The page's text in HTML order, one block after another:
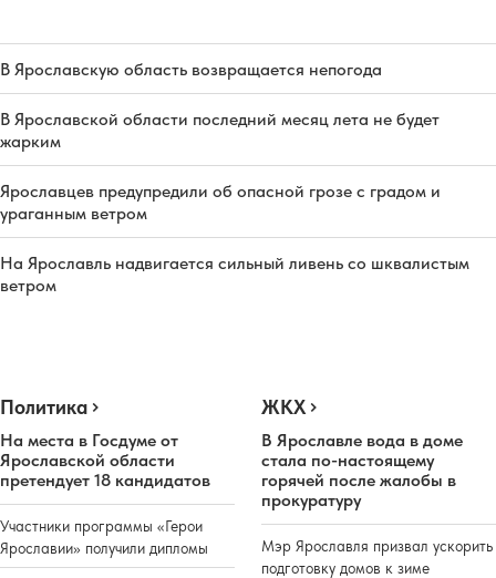
В Ярославскую область возвращается непогода
В Ярославской области последний месяц лета не будет
жарким
Ярославцев предупредили об опасной грозе с градом и
ураганным ветром
На Ярославль надвигается сильный ливень со шквалистым
ветром
Политика
На места в Госдуме от
Ярославской области
претендует 18 кандидатов
Участники программы «Герои
Ярославии» получили дипломы
ЖКХ
В Ярославле вода в доме
стала по-настоящему
горячей после жалобы в
прокуратуру
Мэр Ярославля призвал ускорить
подготовку домов к зиме